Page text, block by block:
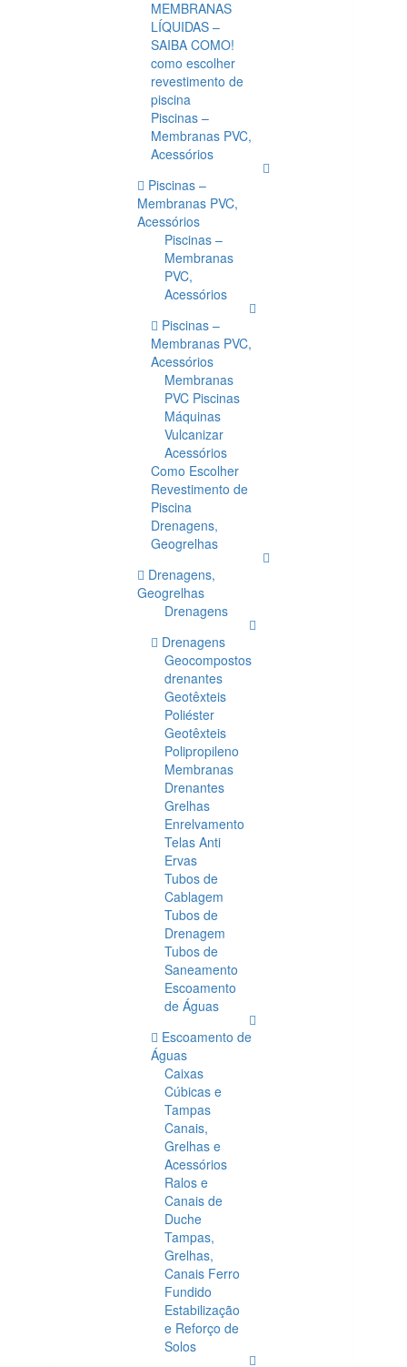
MEMBRANAS
LÍQUIDAS –
SAIBA COMO!
como escolher
revestimento de
piscina
Piscinas –
Membranas PVC,
Acessórios
Piscinas –
Membranas PVC,
Acessórios
Piscinas –
Membranas
PVC,
Acessórios
Piscinas –
Membranas PVC,
Acessórios
Membranas
PVC Piscinas
Máquinas
Vulcanizar
Acessórios
Como Escolher
Revestimento de
Piscina
Drenagens,
Geogrelhas
Drenagens,
Geogrelhas
Drenagens
Drenagens
Geocompostos
drenantes
Geotêxteis
Poliéster
Geotêxteis
Polipropileno
Membranas
Drenantes
Grelhas
Enrelvamento
Telas Anti
Ervas
Tubos de
Cablagem
Tubos de
Drenagem
Tubos de
Saneamento
Escoamento
de Águas
Escoamento de
Águas
Caixas
Cúbicas e
Tampas
Canais,
Grelhas e
Acessórios
Ralos e
Canais de
Duche
Tampas,
Grelhas,
Canais Ferro
Fundido
Estabilização
e Reforço de
Solos